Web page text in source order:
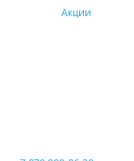
Акции